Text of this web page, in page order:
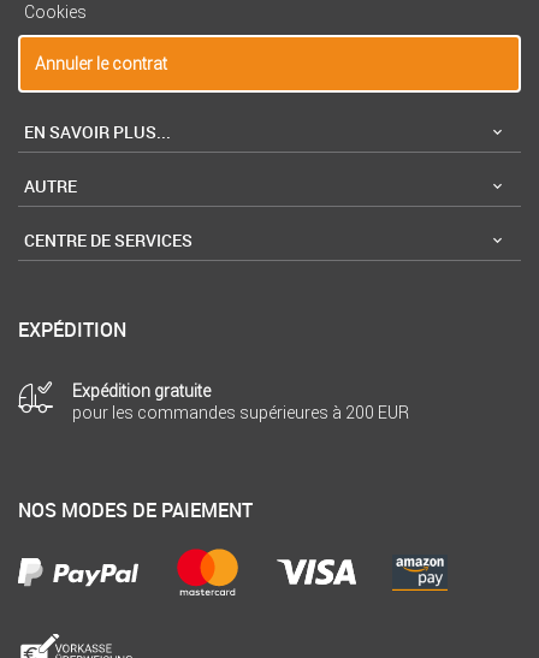
Cookies
Annuler le contrat
EN SAVOIR PLUS...
AUTRE
CENTRE DE SERVICES
EXPÉDITION
Expédition gratuite
pour les commandes supérieures à 200 EUR
NOS MODES DE PAIEMENT